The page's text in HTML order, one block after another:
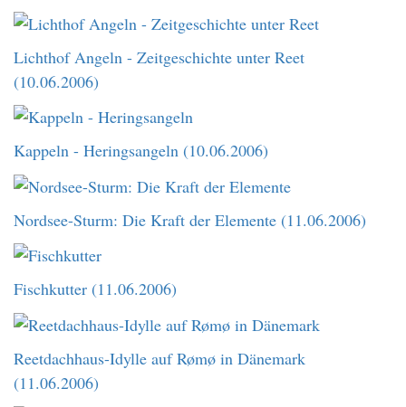
Lichthof Angeln - Zeitgeschichte unter Reet
(10.06.2006)
Kappeln - Heringsangeln (10.06.2006)
Nordsee-Sturm: Die Kraft der Elemente (11.06.2006)
Fischkutter (11.06.2006)
Reetdachhaus-Idylle auf Rømø in Dänemark
(11.06.2006)